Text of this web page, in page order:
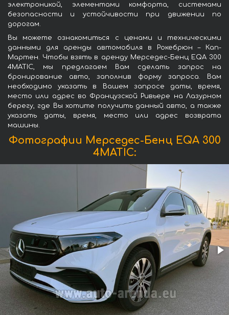
электроникой, элементами комфорта, системами
безопасности и устойчивости при движении по
дорогам.
Вы можете ознакомиться с ценами и техническими
данными для аренды автомобиля в Рокебрюн – Кап-
Мартен. Чтобы взять в аренду Мерседес-Бенц EQA 300
4MATIC, мы предлагаем Вам сделать запрос на
бронирование авто, заполнив форму запроса. Вам
необходимо указать в Вашем запросе даты, время,
место или адрес во Французской Ривьере на Лазурном
берегу, где Вы хотите получить данный авто, а также
указать даты, время, место или адрес возврата
машины.
Фотографии Мерседес-Бенц EQA 300
4MATIC: